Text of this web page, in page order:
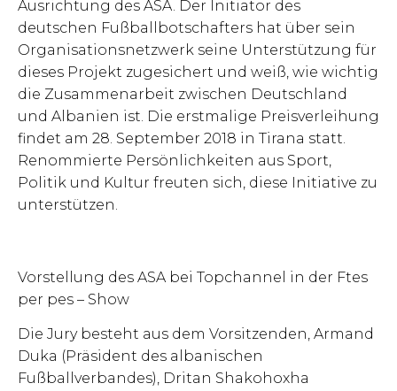
Ausrichtung des ASA. Der Initiator des
deutschen Fußballbotschafters hat über sein
Organisationsnetzwerk seine Unterstützung für
dieses Projekt zugesichert und weiß, wie wichtig
die Zusammenarbeit zwischen Deutschland
und Albanien ist. Die erstmalige Preisverleihung
findet am 28. September 2018 in Tirana statt.
Renommierte Persönlichkeiten aus Sport,
Politik und Kultur freuten sich, diese Initiative zu
unterstützen.
Vorstellung des ASA bei Topchannel in der Ftes
per pes – Show
Die Jury besteht aus dem Vorsitzenden, Armand
Duka (Präsident des albanischen
Fußballverbandes), Dritan Shakohoxha